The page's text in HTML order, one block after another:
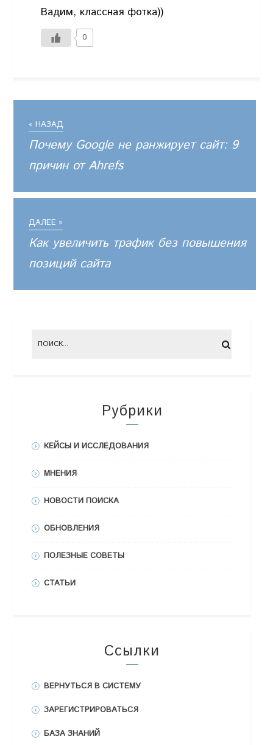
Вадим, классная фотка))
0
« НАЗАД
Почему Google не ранжирует сайт: 9
причин от Ahrefs
ДАЛЕЕ »
Как увеличить трафик без повышения
позиций сайта
Рубрики
КЕЙСЫ И ИССЛЕДОВАНИЯ
МНЕНИЯ
НОВОСТИ ПОИСКА
ОБНОВЛЕНИЯ
ПОЛЕЗНЫЕ СОВЕТЫ
СТАТЬИ
Ссылки
ВЕРНУТЬСЯ В СИСТЕМУ
ЗАРЕГИСТРИРОВАТЬСЯ
БАЗА ЗНАНИЙ